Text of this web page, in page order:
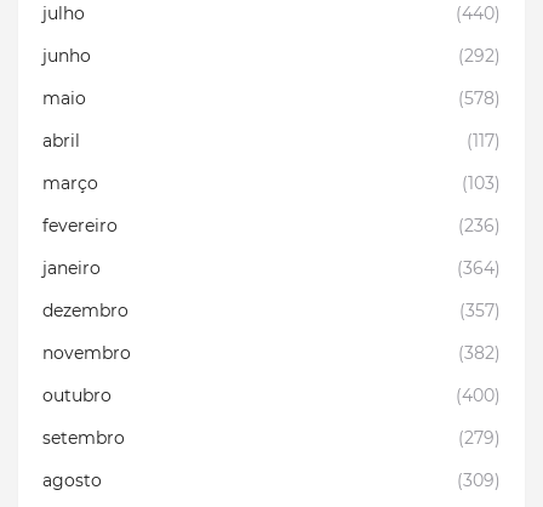
julho
(440)
junho
(292)
maio
(578)
abril
(117)
março
(103)
fevereiro
(236)
janeiro
(364)
dezembro
(357)
novembro
(382)
outubro
(400)
setembro
(279)
agosto
(309)